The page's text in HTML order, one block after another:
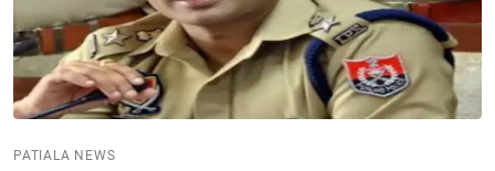
PATIALA NEWS